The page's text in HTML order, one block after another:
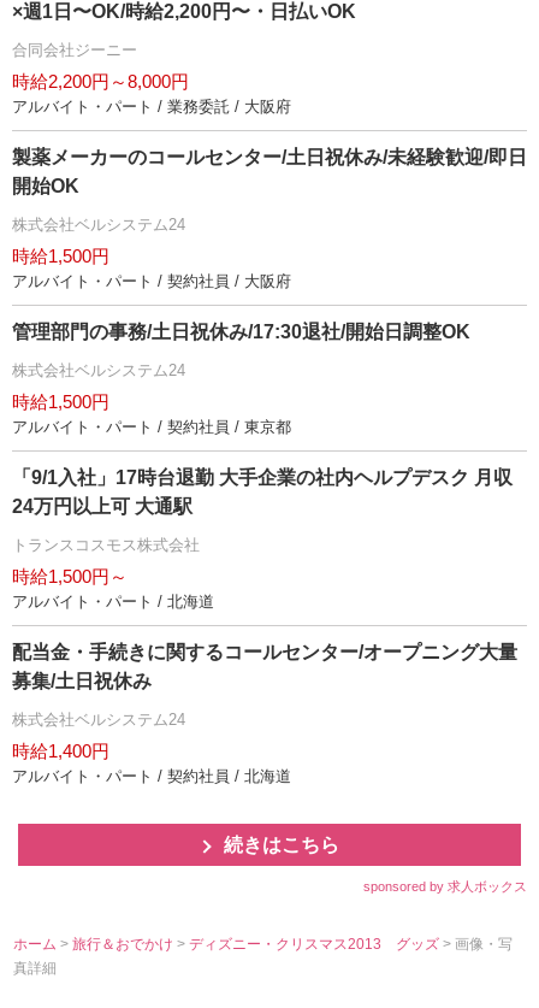
×週1日〜OK/時給2,200円〜・日払いOK
合同会社ジーニー
時給2,200円～8,000円
アルバイト・パート / 業務委託 / 大阪府
製薬メーカーのコールセンター/土日祝休み/未経験歓迎/即日
開始OK
株式会社ベルシステム24
時給1,500円
アルバイト・パート / 契約社員 / 大阪府
管理部門の事務/土日祝休み/17:30退社/開始日調整OK
株式会社ベルシステム24
時給1,500円
アルバイト・パート / 契約社員 / 東京都
「9/1入社」17時台退勤 大手企業の社内ヘルプデスク 月収
24万円以上可 大通駅
トランスコスモス株式会社
時給1,500円～
アルバイト・パート / 北海道
配当金・手続きに関するコールセンター/オープニング大量
募集/土日祝休み
株式会社ベルシステム24
時給1,400円
アルバイト・パート / 契約社員 / 北海道
続きはこちら
sponsored by 求人ボックス
ホーム >旅行＆おでかけ>ディズニー・クリスマス2013 グッズ> 画像・写
真詳細